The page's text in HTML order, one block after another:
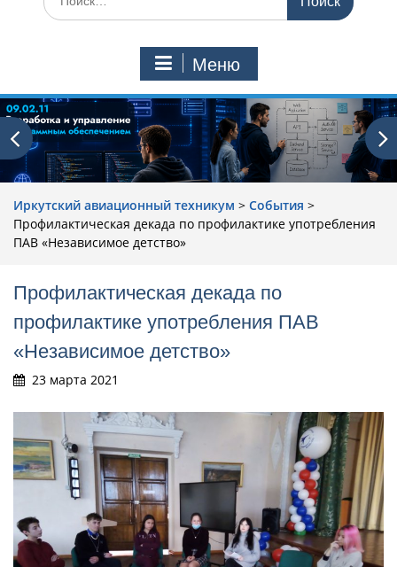
Меню
Иркутский авиационный техникум > События >
Профилактическая декада по профилактике употребления
ПАВ «Независимое детство»
Профилактическая декада по
профилактике употребления ПАВ
«Независимое детство»
23 марта 2021